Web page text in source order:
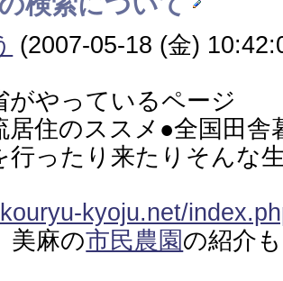
(2007-05-18 (金)
がやっているページ
居住のススメ●全国田
行ったり来たりそんな
kyoju.net/
美麻の市民農園 の紹介